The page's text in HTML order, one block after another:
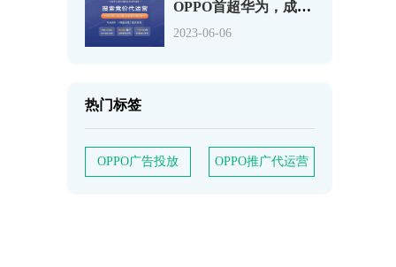
OPPO首超华为，成国内智能机年度出货冠军
2023-06-06
热门标签
OPPO广告投放 OPPO推广代运营